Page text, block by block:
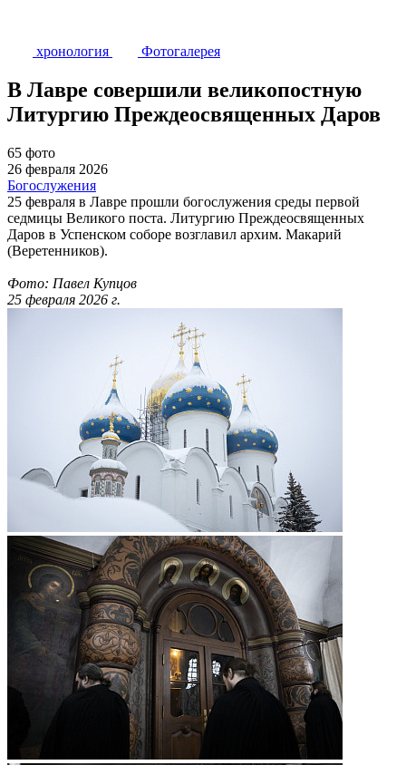
хронология Фотогалерея
В Лавре совершили великопостную
Литургию Преждеосвященных Даров
65 фото
26 февраля 2026
Богослужения
25 февраля в Лавре прошли богослужения среды первой
седмицы Великого поста. Литургию Преждеосвященных
Даров в Успенском соборе возглавил архим. Макарий
(Веретенников).
Фото: Павел Купцов
25 февраля 2026 г.